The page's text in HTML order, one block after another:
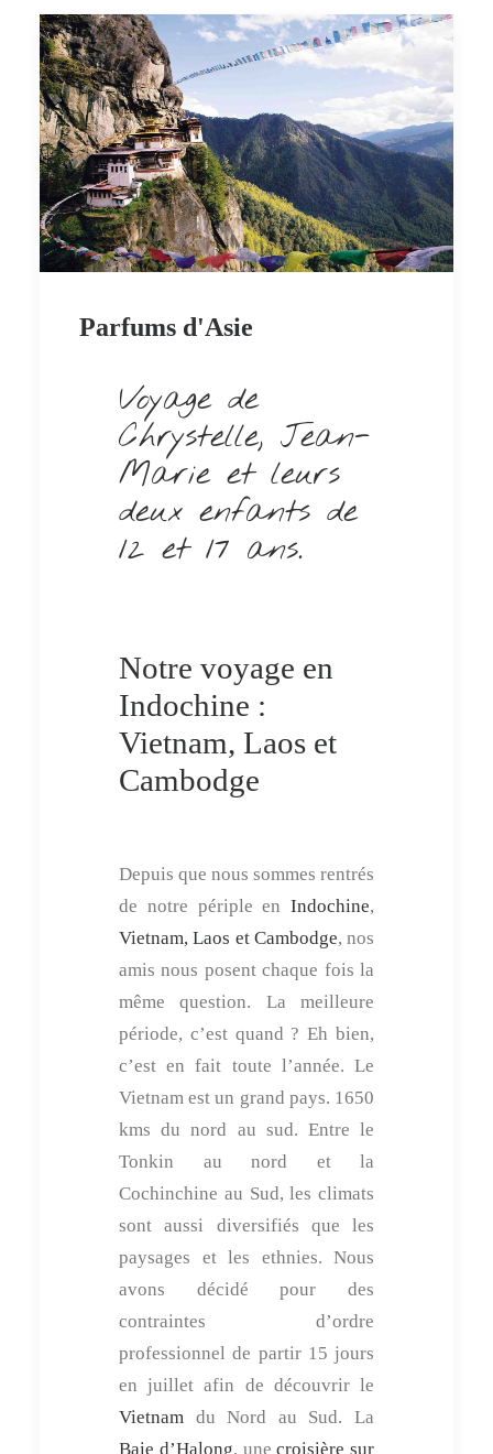
Parfums d'Asie
Voyage de
Chrystelle, Jean-
Marie et leurs
deux enfants de
12 et 17 ans.
Notre voyage en
Indochine :
Vietnam, Laos et
Cambodge
Depuis que nous sommes rentrés
de notre périple en Indochine,
Vietnam, Laos et Cambodge, nos
amis nous posent chaque fois la
même question. La meilleure
période, c’est quand ? Eh bien,
c’est en fait toute l’année. Le
Vietnam est un grand pays. 1650
kms du nord au sud. Entre le
Tonkin au nord et la
Cochinchine au Sud, les climats
sont aussi diversifiés que les
paysages et les ethnies. Nous
avons décidé pour des
contraintes d’ordre
professionnel de partir 15 jours
en juillet afin de découvrir le
Vietnam du Nord au Sud. La
Baie d’Halong, unecroisière sur